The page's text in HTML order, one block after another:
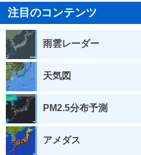
注目のコンテンツ
雨雲レーダー
天気図
PM2.5分布予測
アメダス